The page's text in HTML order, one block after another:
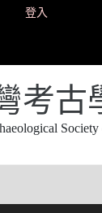
登入
考古